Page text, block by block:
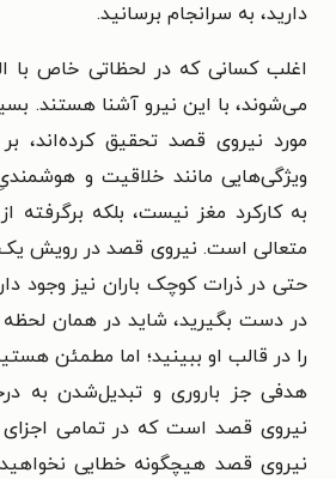
دارید، به سرانجام برسانید.
اغلب کسانی که در لحظاتی خاص با
می‌شوند، با این نیرو آشنا هستند.
مورد نیروی قصد تحقیق کرده‌اند،
ویژگی‌هایی مانند خلاقیت و
به کارکرد مغز نیست، بلکه برگرفته
متعالی است. نیروی قصد در رویش
حتی در ذرات کوچک باران نیز وجود
در دست بگیرید، شاید در همان لحظه
را در قالب او ببینید؛ اما مطمئن
هدفی جز باروری و تبدیل‌شدن به
نیروی قصد است که در تمامی
نیروی قصد هیچگونه خطایی